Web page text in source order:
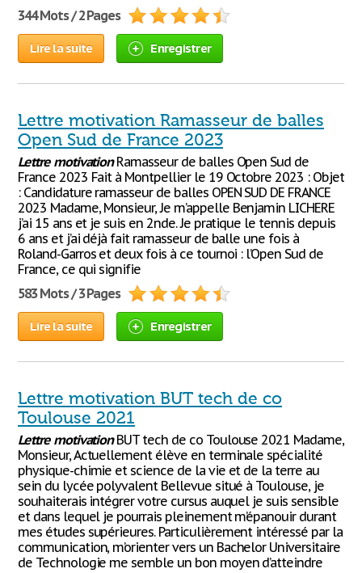
344 Mots / 2 Pages
Lire la suite Enregistrer
Lettre motivation Ramasseur de balles
Open Sud de France 2023
Lettre motivationRamasseur de balles Open Sud de
France 2023 Fait à Montpellier le 19 Octobre 2023 : Objet
: Candidature ramasseur de balles OPEN SUD DE FRANCE
2023 Madame, Monsieur, Je m’appelle Benjamin LICHERE
j’ai 15 ans et je suis en 2nde. Je pratique le tennis depuis
6 ans et j’ai déjà fait ramasseur de balle une fois à
Roland-Garros et deux fois à ce tournoi : l’Open Sud de
France, ce qui signifie
583 Mots / 3 Pages
Lire la suite Enregistrer
Lettre motivation BUT tech de co
Toulouse 2021
Lettre motivationBUT tech de co Toulouse 2021 Madame,
Monsieur, Actuellement élève en terminale spécialité
physique-chimie et science de la vie et de la terre au
sein du lycée polyvalent Bellevue situé à Toulouse, je
souhaiterais intégrer votre cursus auquel je suis sensible
et dans lequel je pourrais pleinement m’épanouir durant
mes études supérieures. Particulièrement intéressé par la
communication, m’orienter vers un Bachelor Universitaire
de Technologie me semble un bon moyen d’atteindre